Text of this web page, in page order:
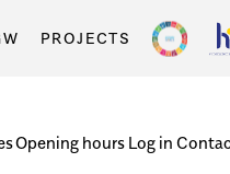
PROJECTS
Opening hours Log in